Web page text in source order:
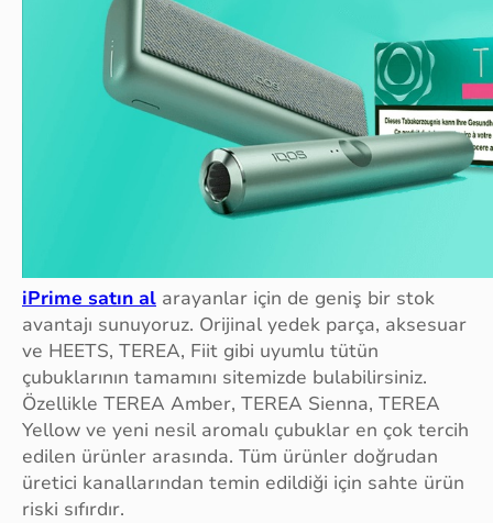
iPrime satın al arayanlar için de geniş bir stok
avantajı sunuyoruz. Orijinal yedek parça, aksesuar
ve HEETS, TEREA, Fiit gibi uyumlu tütün
çubuklarının tamamını sitemizde bulabilirsiniz.
Özellikle TEREA Amber, TEREA Sienna, TEREA
Yellow ve yeni nesil aromalı çubuklar en çok tercih
edilen ürünler arasında. Tüm ürünler doğrudan
üretici kanallarından temin edildiği için sahte ürün
riski sıfırdır.